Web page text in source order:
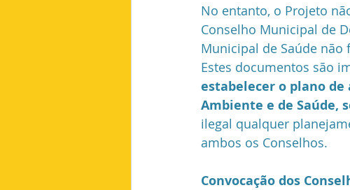
No entanto, o Projeto
Conselho Municipal de
Municipal de Saúde não
Estes documentos são
estabelecer o plano de
Ambiente e de Saúde,
ilegal qualquer
ambos os Conselhos.
Convocação dos